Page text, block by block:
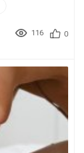
116 0